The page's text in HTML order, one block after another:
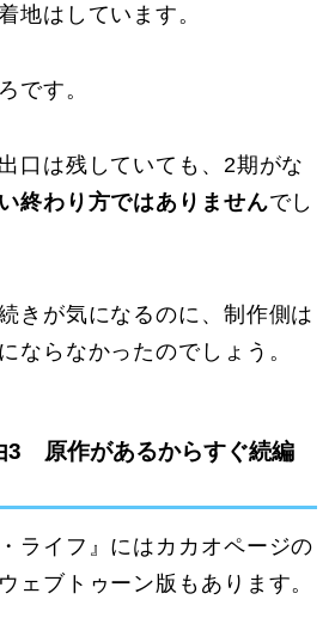
地はしています。
です。
口は残していても、2期がな
終わり方ではありませんでし
きが気になるのに、制作側は
ならなかったのでしょう。
3 原作があるからすぐ続編
ライフ』にはカカオページの
ェブトゥーン版もあります。